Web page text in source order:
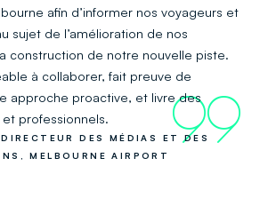
afin d’informer nos voyageurs et
sujet de l’amélioration de nos
construction de notre nouvelle piste.
à collaborer, fait preuve de
approche proactive, et livre des
professionnels.
99
DES MÉDIAS ET DES
MELBOURNE AIRPORT